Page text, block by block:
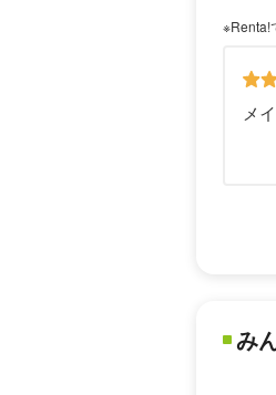
※Renta!
メ
み